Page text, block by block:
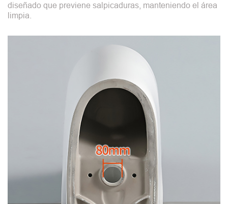
diseñado que previene salpicaduras, manteniendo el área
limpia.